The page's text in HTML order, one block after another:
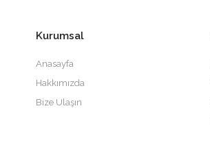
Kurumsal
Anasayfa
Hakkımızda
Bize Ulaşın